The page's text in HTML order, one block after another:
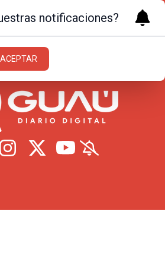
17.2ºc | Formosa
notificaciones?
ACEPTAR